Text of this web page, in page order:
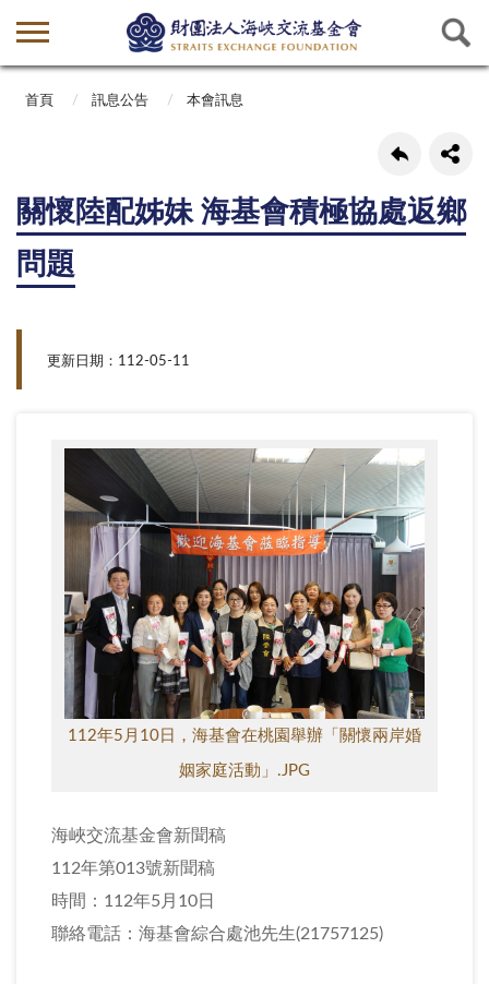
首頁 訊息公告 本會訊息
關懷陸配姊妹 海基會積極協處返鄉
問題
更新日期：112-05-11
112年5月10日，海基會在桃園舉辦「關懷兩岸婚
姻家庭活動」.JPG
海峽交流基金會新聞稿
112年第013號新聞稿
時間：112年5月10日
聯絡電話：海基會綜合處池先生(21757125)